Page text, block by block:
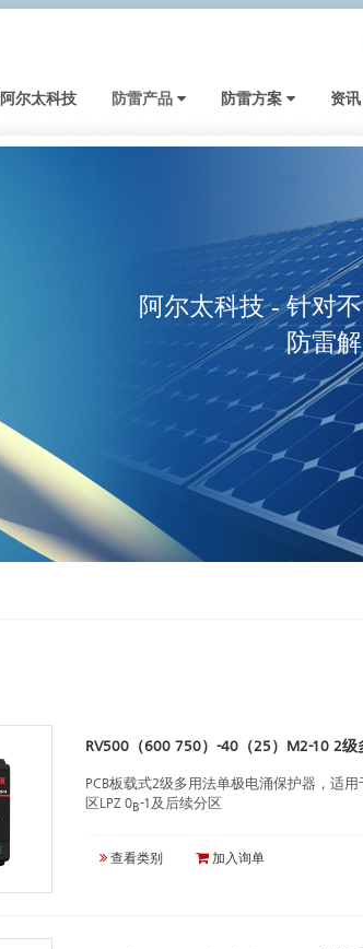
尔太科技 防雷产品 防雷方案 资讯
阿尔太科技 - 针对
防雷
RV500（600 750）-40（25）M2-10 2
PCB板载式2级多用法单极电涌保护器，适
区LPZ 0B-1及后续分区
查看类别 加入询单